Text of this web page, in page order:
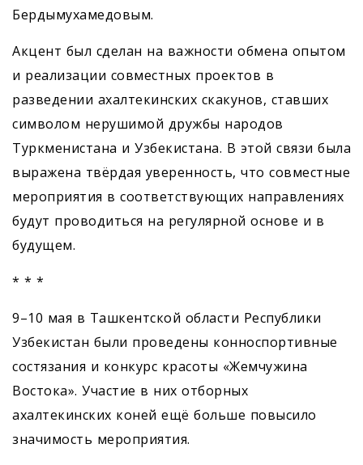
Бердымухамедовым.
Акцент был сделан на важности обмена опытом
и реализации совместных проектов в
разведении ахалтекинских скакунов, ставших
символом нерушимой дружбы народов
Туркменистана и Узбекистана. В этой связи была
выражена твёрдая уверенность, что совместные
мероприятия в соответствующих направлениях
будут проводиться на регулярной основе и в
будущем.
* * *
9–10 мая в Ташкентской области Республики
Узбекистан были проведены конноспортивные
состязания и конкурс красоты «Жемчужина
Востока». Участие в них отборных
ахалтекинских коней ещё больше повысило
значимость мероприятия.